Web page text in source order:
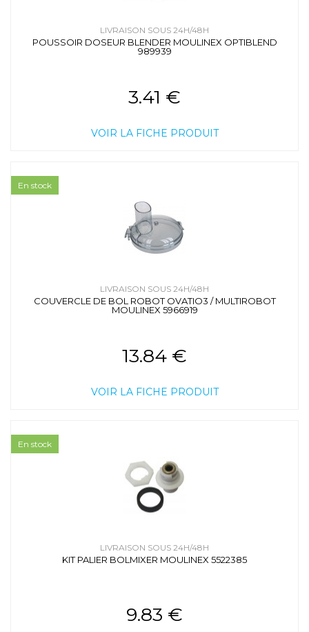
LIVRAISON SOUS 24H/48H
POUSSOIR DOSEUR BLENDER MOULINEX OPTIBLEND
989939
3.41 €
VOIR LA FICHE PRODUIT
LIVRAISON SOUS 24H/48H
COUVERCLE DE BOL ROBOT OVATIO3 / MULTIROBOT
MOULINEX 5966919
13.84 €
VOIR LA FICHE PRODUIT
En stock
LIVRAISON SOUS 24H/48H
KIT PALIER BOLMIXER MOULINEX 5522385
9.83 €
En stock